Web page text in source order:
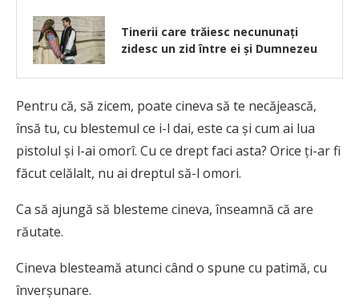
Tinerii care trăiesc necununați
zidesc un zid între ei și Dumnezeu
Pentru că, să zicem, poate cineva să te necăjească,
însă tu, cu blestemul ce i-l dai, este ca și cum ai lua
pistolul și l-ai omorî. Cu ce drept faci asta? Orice ți-ar fi
făcut celălalt, nu ai dreptul să-l omori.
Ca să ajungă să blesteme cineva, înseamnă că are
răutate.
Cineva blesteamă atunci când o spune cu patimă, cu
înverșunare.